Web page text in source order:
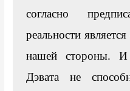
согласно
реальности
нашей стороны.
Дэвата не